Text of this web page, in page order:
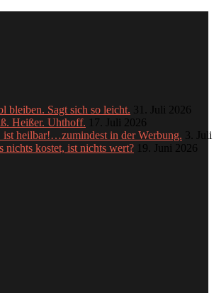
bleiben. Sagt sich so leicht. 31. Juli 2026
Heißer. Uhthoff. 17. Juli 2026
ist heilbar!…zumindest in der Werbung. 3.
nichts kostet, ist nichts wert? 19. Juni 2026